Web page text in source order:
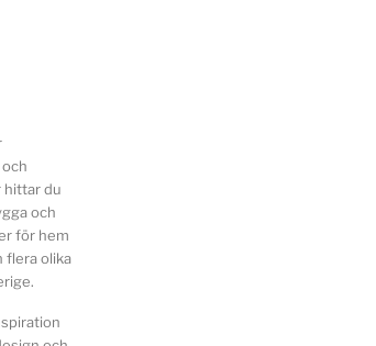
hittar du
och
för hem
flera olika